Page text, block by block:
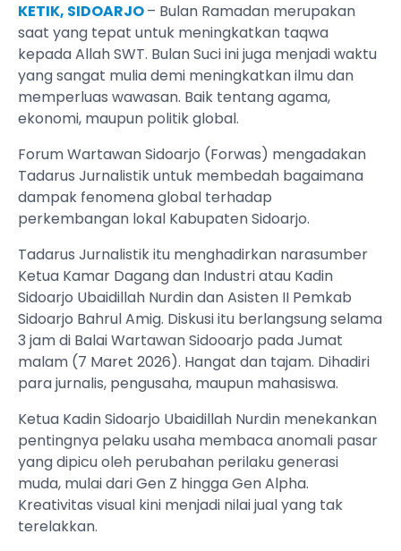
KETIK, SIDOARJO– Bulan Ramadan merupakan
saat yang tepat untuk meningkatkan taqwa
kepada Allah SWT. Bulan Suci ini juga menjadi waktu
yang sangat mulia demi meningkatkan ilmu dan
memperluas wawasan. Baik tentang agama,
ekonomi, maupun politik global.
Forum Wartawan Sidoarjo (Forwas) mengadakan
Tadarus Jurnalistik untuk membedah bagaimana
dampak fenomena global terhadap
perkembangan lokal Kabupaten Sidoarjo.
Tadarus Jurnalistik itu menghadirkan narasumber
Ketua Kamar Dagang dan Industri atau Kadin
Sidoarjo Ubaidillah Nurdin dan Asisten II Pemkab
Sidoarjo Bahrul Amig. Diskusi itu berlangsung selama
3 jam di Balai Wartawan Sidooarjo pada Jumat
malam (7 Maret 2026). Hangat dan tajam. Dihadiri
para jurnalis, pengusaha, maupun mahasiswa.
Ketua Kadin Sidoarjo Ubaidillah Nurdin menekankan
pentingnya pelaku usaha membaca anomali pasar
yang dipicu oleh perubahan perilaku generasi
muda, mulai dari Gen Z hingga Gen Alpha.
Kreativitas visual kini menjadi nilai jual yang tak
terelakkan.